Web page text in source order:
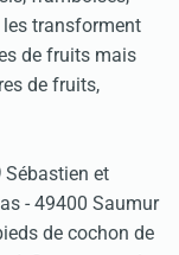
les transforment
de fruits mais
de fruits,
Sébastien et
- 49400 Saumur
de cochon de